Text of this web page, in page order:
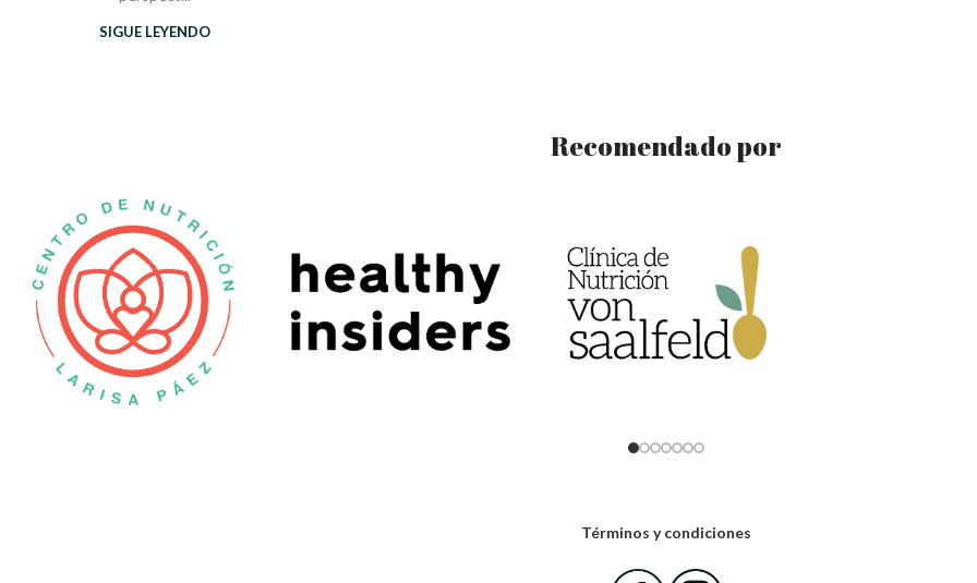
SIGUE LEYENDO
Recomendado por
Términos y condiciones